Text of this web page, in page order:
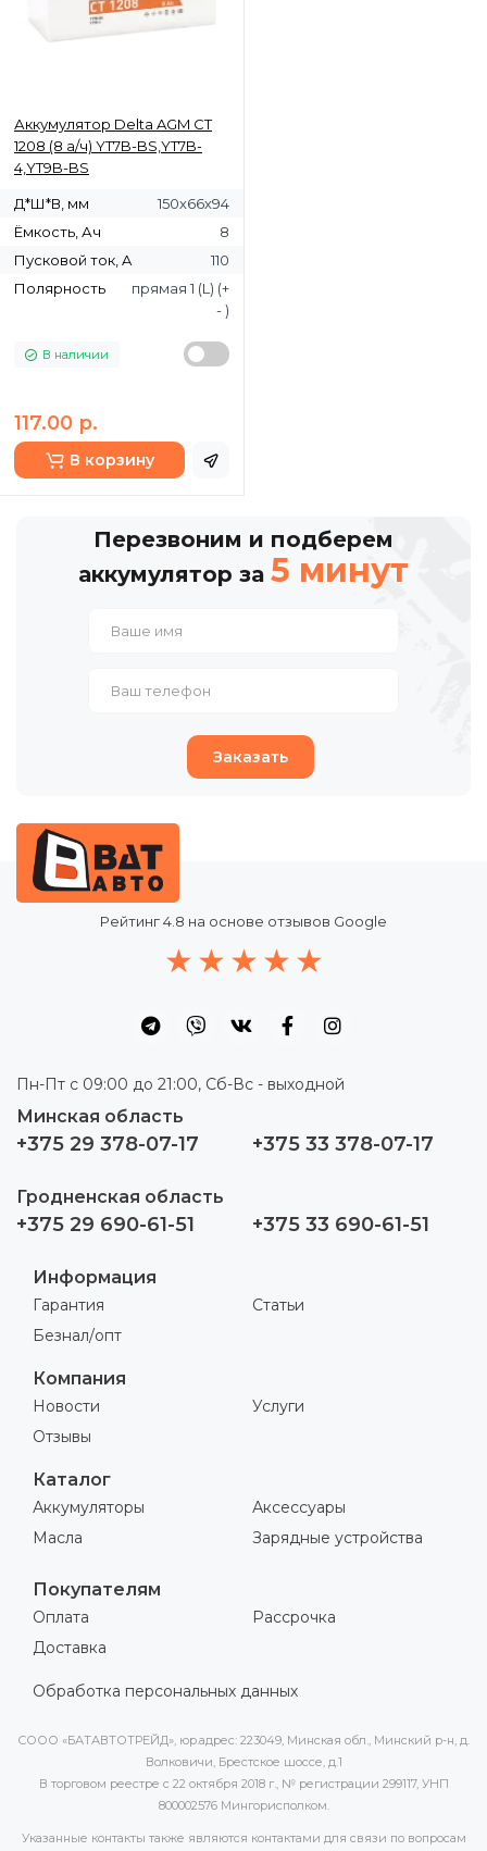
Аккумулятор Delta AGM СТ
1208 (8 а/ч) YT7B-BS,YT7B-
4,YT9B-BS
Д*Ш*В, мм
150х66х94
Ёмкость, Ач
8
Пусковой ток, A
110
Полярность
прямая 1 (L) (+
- )
В наличии
117.00 р.
В корзину
Перезвоним и подберем
аккумулятор за 5 минут
Заказать
Рейтинг4.8 на основе отзывов Google
Пн-Пт с 09:00 до 21:00, Сб-Вс - выходной
Минская область
+375 29 378-07-17 +375 33 378-07-17
Гродненская область
+375 29 690-61-51 +375 33 690-61-51
Информация
Гарантия
Безнал/опт
Статьи
Компания
Новости
Отзывы
Услуги
Каталог
Аккумуляторы
Масла
Аксессуары
Зарядные устройства
Покупателям
Оплата
Доставка
Рассрочка
Обработка персональных данных
СООО «БАТАВТОТРЕЙД», юр.адрес: 223049, Минская обл., Минский р-н, д.
Волковичи, Брестское шоссе, д.1
В торговом реестре с 22 октября 2018 г., № регистрации 299117, УНП
800002576 Мингорисполком.
Указанные контакты также являются контактами для связи по вопросам